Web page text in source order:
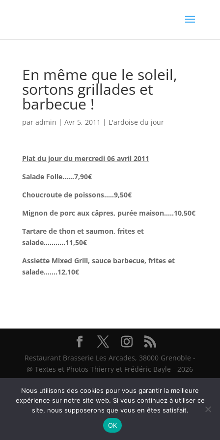
En même que le soleil,
sortons grillades et
barbecue !
par admin | Avr 5, 2011 | L'ardoise du jour
Plat du jour du mercredi 06 avril 2011
Salade Folle……7,90€
Choucroute de poissons…..9,50€
Mignon de porc aux câpres, purée maison…..10,50€
Tartare de thon et saumon, frites et
salade………..11,50€
Assiette Mixed Grill, sauce barbecue, frites et
salade…….12,10€
Restaurant Brasserie Les Arcades, 38000 Grenoble -
@ Textes et Photos Thierry et Frédéric Bayle - 2026
Nous utilisons des cookies pour vous garantir la meilleure
expérience sur notre site web. Si vous continuez à utiliser ce
site, nous supposerons que vous en êtes satisfait.
OK